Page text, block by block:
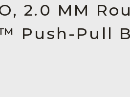
2.0 MM
Push-Pull